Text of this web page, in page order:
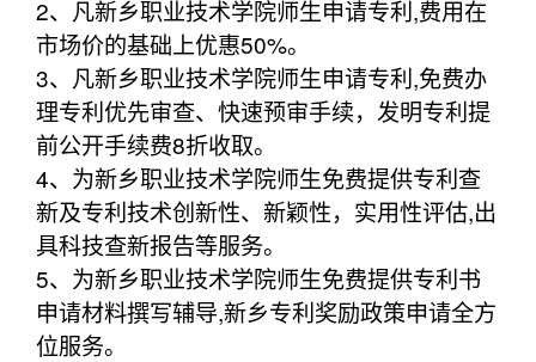
2、凡新乡职业技术学院师生申请专利,费用在
市场价的基础上优惠50%。
3、凡新乡职业技术学院师生申请专利,免费办
理专利优先审查、快速预审手续，发明专利提
前公开手续费8折收取。
4、为新乡职业技术学院师生免费提供专利查
新及专利技术创新性、新颖性，实用性评估,出
具科技查新报告等服务。
5、为新乡职业技术学院师生免费提供专利书
申请材料撰写辅导,新乡专利奖励政策申请全方
位服务。